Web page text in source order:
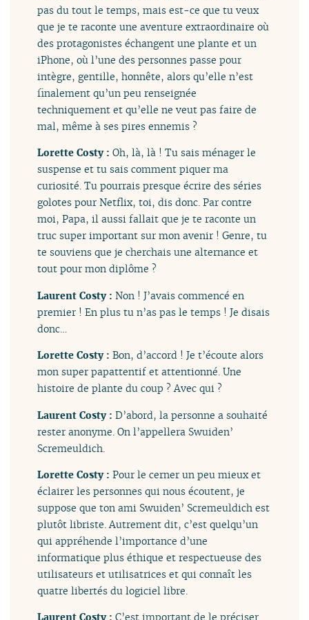
pas du tout le temps, mais est-ce que tu veux
que je te raconte une aventure extraordinaire où
des protagonistes échangent une plante et un
iPhone, où l’une des personnes passe pour
intègre, gentille, honnête, alors qu’elle n’est
finalement qu’un peu renseignée
techniquement et qu’elle ne veut pas faire de
mal, même à ses pires ennemis ?
Lorette Costy :Oh, là, là ! Tu sais ménager le
suspense et tu sais comment piquer ma
curiosité. Tu pourrais presque écrire des séries
golotes pour Netflix, toi, dis donc. Par contre
moi, Papa, il aussi fallait que je te raconte un
truc super important sur mon avenir ! Genre, tu
te souviens que je cherchais une alternance et
tout pour mon diplôme ?
Laurent Costy :Non ! J’avais commencé en
premier ! En plus tu n’as pas le temps ! Je disais
donc…
Lorette Costy :Bon, d’accord ! Je t’écoute alors
mon super papattentif et attentionné. Une
histoire de plante du coup ? Avec qui ?
Laurent Costy :D’abord, la personne a souhaité
rester anonyme. On l’appellera Swuiden’
Scremeuldich.
Lorette Costy :Pour le cerner un peu mieux et
éclairer les personnes qui nous écoutent, je
suppose que ton ami Swuiden’ Scremeuldich est
plutôt libriste. Autrement dit, c’est quelqu’un
qui appréhende l’importance d’une
informatique plus éthique et respectueuse des
utilisateurs et utilisatrices et qui connaît les
quatre libertés du logiciel libre.
Laurent Costy :C’est important de le préciser